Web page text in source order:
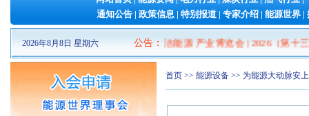
通知公告 | 政策信息 | 特别报道 | 专家介绍 | 能源世界 |
2026年8月8日 星期六 公告 ：
2026山东清洁能源 产业博览会|2026（第十三届
首页 >> 能源设备 >> 为能源大动脉安